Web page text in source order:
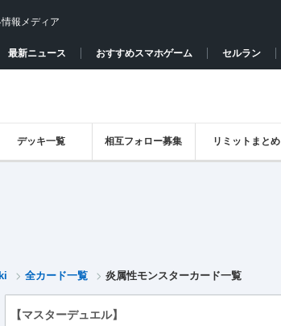
報メディア
最新ニュース おすすめスマホゲーム セルラン
デッキ一覧 相互フォロー募集 リミットまとめ
全カード一覧 炎属性モンスターカード一覧
【マスターデュエル】